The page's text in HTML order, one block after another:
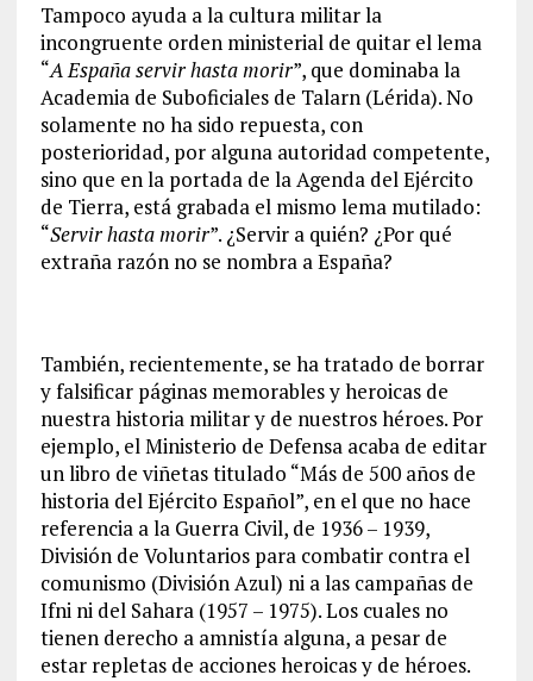
Tampoco ayuda a la cultura militar la
incongruente orden ministerial de quitar el lema
“A España servir hasta morir”, que dominaba la
Academia de Suboficiales de Talarn (Lérida). No
solamente no ha sido repuesta, con
posterioridad, por alguna autoridad competente,
sino que en la portada de la Agenda del Ejército
de Tierra, está grabada el mismo lema mutilado:
“Servir hasta morir”. ¿Servir a quién? ¿Por qué
extraña razón no se nombra a España?
También, recientemente, se ha tratado de borrar
y falsificar páginas memorables y heroicas de
nuestra historia militar y de nuestros héroes. Por
ejemplo, el Ministerio de Defensa acaba de editar
un libro de viñetas titulado “Más de 500 años de
historia del Ejército Español”, en el que no hace
referencia a la Guerra Civil, de 1936 – 1939,
División de Voluntarios para combatir contra el
comunismo (División Azul) ni a las campañas de
Ifni ni del Sahara (1957 – 1975). Los cuales no
tienen derecho a amnistía alguna, a pesar de
estar repletas de acciones heroicas y de héroes.